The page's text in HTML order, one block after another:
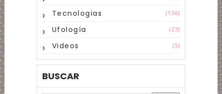
Tecnologias (136)
Ufología (23)
Videos (5)
BUSCAR